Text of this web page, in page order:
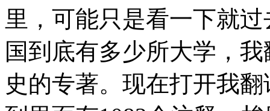
里，可能只是看一下就
国到底有多少所大学，
史的专著。现在打开我